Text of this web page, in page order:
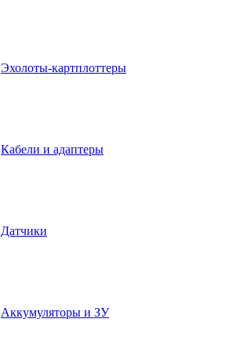
Эхолоты-картплоттеры
Кабели и адаптеры
Датчики
Аккумуляторы и ЗУ